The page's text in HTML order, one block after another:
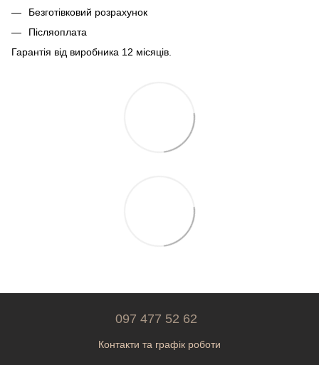
Безготівковий розрахунок
Післяоплата
Гарантія від виробника 12 місяців.
097 477 52 62
Контакти та графік роботи